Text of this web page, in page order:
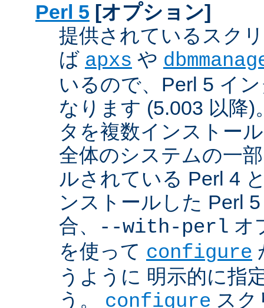
Perl 5 [オプション]
提供されているスク
ば apxs や
いるので、Perl 5 イ
なります (5.003 以降
タを複数インストー
全体のシステムの一
ルされている Perl 4
ンストールした Perl
合、
--with-perl オ
を使って configure
うように 明示的に指
う。 configure スク